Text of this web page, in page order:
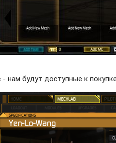
нам будут доступные к